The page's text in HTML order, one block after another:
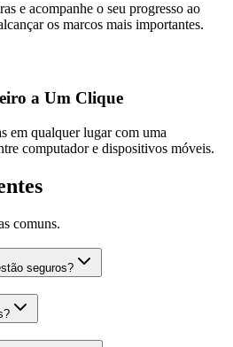
e acompanhe o seu progresso ao
os marcos mais importantes.
a Um Clique
em qualquer lugar com uma
computador e dispositivos móveis.
comuns.
seguros?